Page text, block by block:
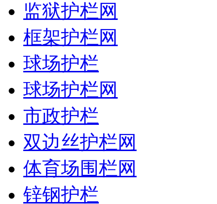
监狱护栏网
框架护栏网
球场护栏
球场护栏网
市政护栏
双边丝护栏网
体育场围栏网
锌钢护栏